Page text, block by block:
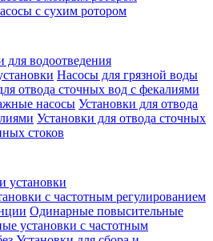
с сухим ротором
для водоотведения
Насосы для грязной воды
отвода сточных вод c фекалиями
насосы Установки для отвода
Установки для отвода сточных
стоков
установки
с частотным регулированием
Одинарные повысительные
установки с частотным